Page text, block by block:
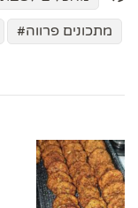
מתכונים פרווה
בפוסטים